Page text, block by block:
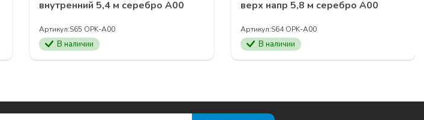
внутренний 5,4 м серебро А00
Артикул:S65 OPK-A00
В наличии
верх напр 5,8 м серебро А00
Артикул:S64 OPK-А00
В наличии